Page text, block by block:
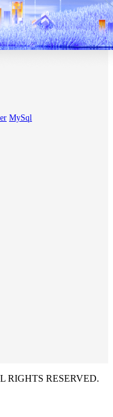
MySql
RIGHTS RESERVED.